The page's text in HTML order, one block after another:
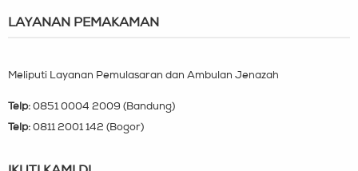
LAYANAN PEMAKAMAN
Meliputi Layanan Pemulasaran dan Ambulan Jenazah
Telp: 0851 0004 2009 (Bandung)
Telp: 0811 2001 142 (Bogor)